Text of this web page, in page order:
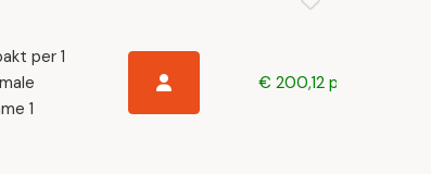
per 1
1
€ 200,12 p/s